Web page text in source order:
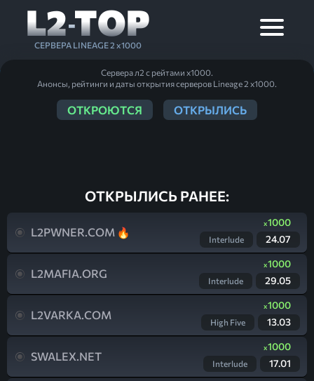
L2-TOP
СЕРВЕРА LINEAGE 2 x1000
Сервера л2 с рейтами x1000.
Анонсы, рейтинги и даты открытия серверов Lineage 2 x1000.
ОТКРОЮТСЯ ОТКРЫЛИСЬ
ОТКРЫЛИСЬ РАНЕЕ:
L2PWNER.COM
x1000
Interlude 24.07
L2MAFIA.ORG
x1000
Interlude 29.05
L2VARKA.COM
x1000
High Five 13.03
SWALEX.NET
x1000
Interlude 17.01